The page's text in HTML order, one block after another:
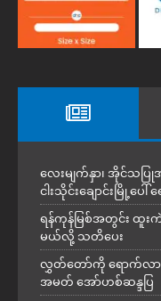
လေးမျက်နှာ၊ အိုင်သပ
ငါးသိုင်းချောင်းမြို့ပေ
ရန်ကုန်မြစ်အတွင်း ထူး
မယ်လို့ သတိပေး
လွှတ်တော်ကို ရောက်လ
အမတ် အော်ဟစ်ဆန္ဒပြ